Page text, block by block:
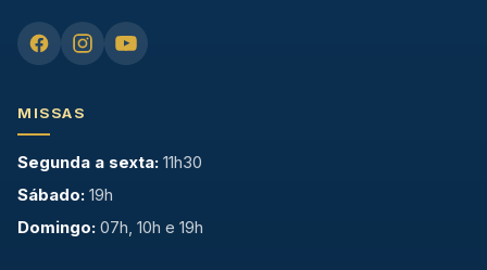
MISSAS
Segunda a sexta: 11h30
Sábado: 19h
Domingo: 07h, 10h e 19h